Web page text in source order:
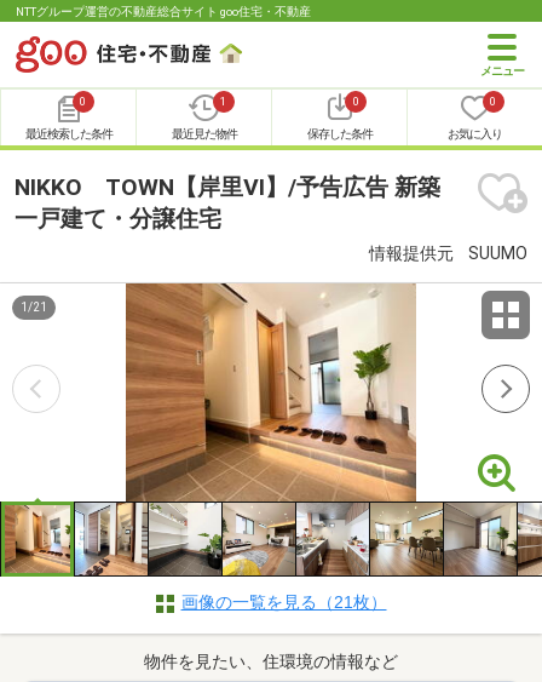
NTTグループ運営の不動産総合サイト goo住宅・不動産
0
最近検索した条件
1
最近見た物件
0
保存した条件
0
お気に入り
NIKKO TOWN【岸里Ⅵ】/予告広告 新築
一戸建て・分譲住宅
情報提供元 SUUMO
1 /21
画像の一覧を見る（21枚）
物件を見たい、住環境の情報など